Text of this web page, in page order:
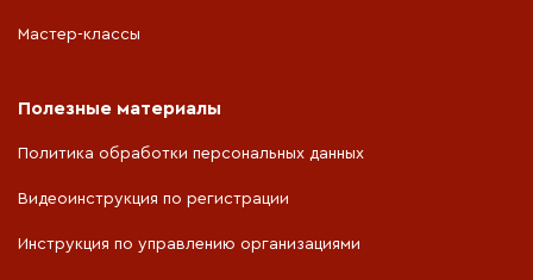
Мастер-классы
Полезные материалы
Политика обработки персональных данных
Видеоинструкция по регистрации
Инструкция по управлению организациями